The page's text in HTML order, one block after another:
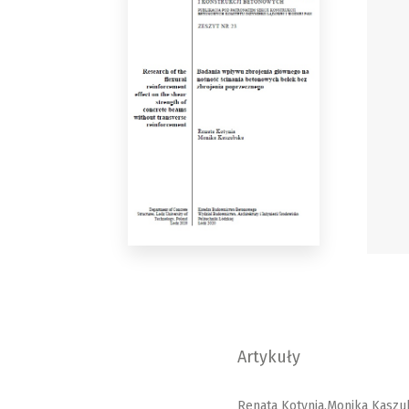
Artykuły
Renata Kotynia,Monika